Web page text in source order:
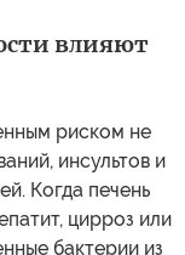
влияют
риском не
инсультов и
Когда печень
цирроз или
бактерии из